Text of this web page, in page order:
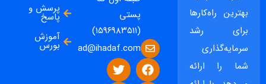
بهترین راه‌کارها
برای رشد
سرمایه‌گذاری
شما را ارائه
پستی
(۱۵۹۶۹۸۳۵۱۱)
ad@ihadaf.com
پرسش و
پاسخ
آموزش
بورس